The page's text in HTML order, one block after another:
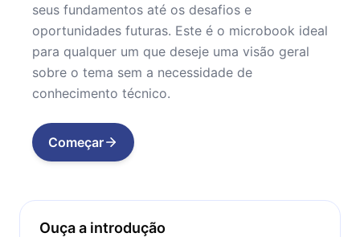
seus fundamentos até os desafios e
oportunidades futuras. Este é o microbook ideal
para qualquer um que deseje uma visão geral
sobre o tema sem a necessidade de
conhecimento técnico.
Começar
Ouça a introdução